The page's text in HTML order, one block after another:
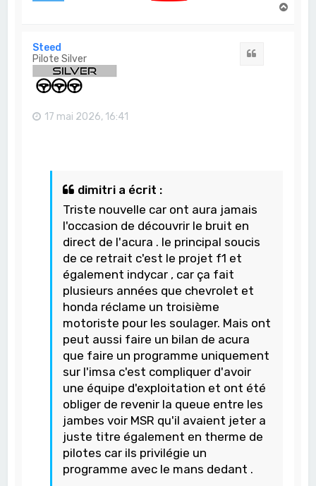
Steed
Pilote Silver
17 mai 2026, 16:41
dimitri a écrit :
Triste nouvelle car ont aura jamais
l'occasion de découvrir le bruit en
direct de l'acura . le principal soucis
de ce retrait c'est le projet f1 et
également indycar , car ça fait
plusieurs années que chevrolet et
honda réclame un troisième
motoriste pour les soulager. Mais ont
peut aussi faire un bilan de acura
que faire un programme uniquement
sur l'imsa c'est compliquer d'avoir
une équipe d'exploitation et ont été
obliger de revenir la queue entre les
jambes voir MSR qu'il avaient jeter a
juste titre également en therme de
pilotes car ils privilégie un
programme avec le mans dedant .